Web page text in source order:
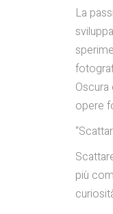
La
opere
più